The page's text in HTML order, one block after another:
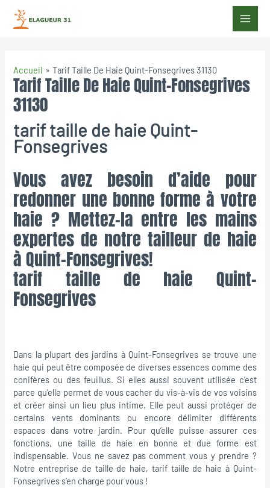
Accueil Tarif Taille De Haie Quint-Fonsegrives 31130
Tarif Taille De Haie Quint-Fonsegrives
31130
tarif taille de haie Quint-
Fonsegrives
Vous avez besoin d’aide pour
redonner une bonne forme à votre
haie ? Mettez-la entre les mains
expertes de notre tailleur de haie
à Quint-Fonsegrives!
tarif taille de haie Quint-
Fonsegrives
Dans la plupart des jardins à Quint-Fonsegrives se trouve une
haie qui peut être composée de diverses essences comme des
conifères ou des feuillus. Si elles aussi souvent utilisée c’est
parce qu’elle permet de vous cacher du vis-à-vis de vos voisins
et créer ainsi un lieu plus intime. Elle peut aussi protéger de
certains vents dominants ou encore délimiter différents
espaces dans votre jardin. Pour qu’elle puisse assurer ces
fonctions, une taille de haie en bonne et due forme est
indispensable. Vous ne savez pas comment vous y prendre ?
Notre entreprise de taille de haie, tarif taille de haie à Quint-
Fonsegrives s’en charge pour vous !